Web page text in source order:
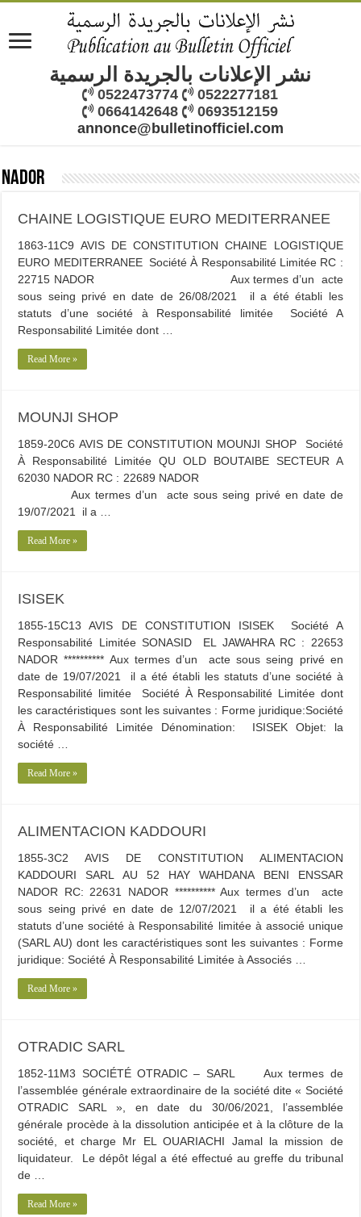
نشر الإعلانات بالجريدة الرسمية
0522473774
0522277181
0664142648
0693512159
annonce@bulletinofficiel.com
NADOR
CHAINE LOGISTIQUE EURO MEDITERRANEE
1863-11C9 AVIS DE CONSTITUTION CHAINE LOGISTIQUE
EURO MEDITERRANEE Société À Responsabilité Limitée RC :
22715 NADOR Aux termes d’un acte
sous seing privé en date de 26/08/2021 il a été établi les
statuts d’une société à Responsabilité limitée Société A
Responsabilité Limitée dont …
Read More »
MOUNJI SHOP
1859-20C6 AVIS DE CONSTITUTION MOUNJI SHOP Société
À Responsabilité Limitée QU OLD BOUTAIBE SECTEUR A
62030 NADOR RC : 22689 NADOR
Aux termes d’un acte sous seing privé en date de
19/07/2021 il a …
Read More »
ISISEK
1855-15C13 AVIS DE CONSTITUTION ISISEK Société A
Responsabilité Limitée SONASID EL JAWAHRA RC : 22653
NADOR ********** Aux termes d’un acte sous seing privé en
date de 19/07/2021 il a été établi les statuts d’une société à
Responsabilité limitée Société À Responsabilité Limitée dont
les caractéristiques sont les suivantes : Forme juridique:Société
À Responsabilité Limitée Dénomination: ISISEK Objet: la
société …
Read More »
ALIMENTACION KADDOURI
1855-3C2 AVIS DE CONSTITUTION ALIMENTACION
KADDOURI SARL AU 52 HAY WAHDANA BENI ENSSAR
NADOR RC: 22631 NADOR ********** Aux termes d’un acte
sous seing privé en date de 12/07/2021 il a été établi les
statuts d’une société à Responsabilité limitée à associé unique
(SARL AU) dont les caractéristiques sont les suivantes : Forme
juridique: Société À Responsabilité Limitée à Associés …
Read More »
OTRADIC SARL
1852-11M3 SOCIÉTÉ OTRADIC – SARL Aux termes de
l’assemblée générale extraordinaire de la société dite « Société
OTRADIC SARL », en date du 30/06/2021, l’assemblée
générale procède à la dissolution anticipée et à la clôture de la
société, et charge Mr EL OUARIACHI Jamal la mission de
liquidateur. Le dépôt légal a été effectué au greffe du tribunal
de …
Read More »